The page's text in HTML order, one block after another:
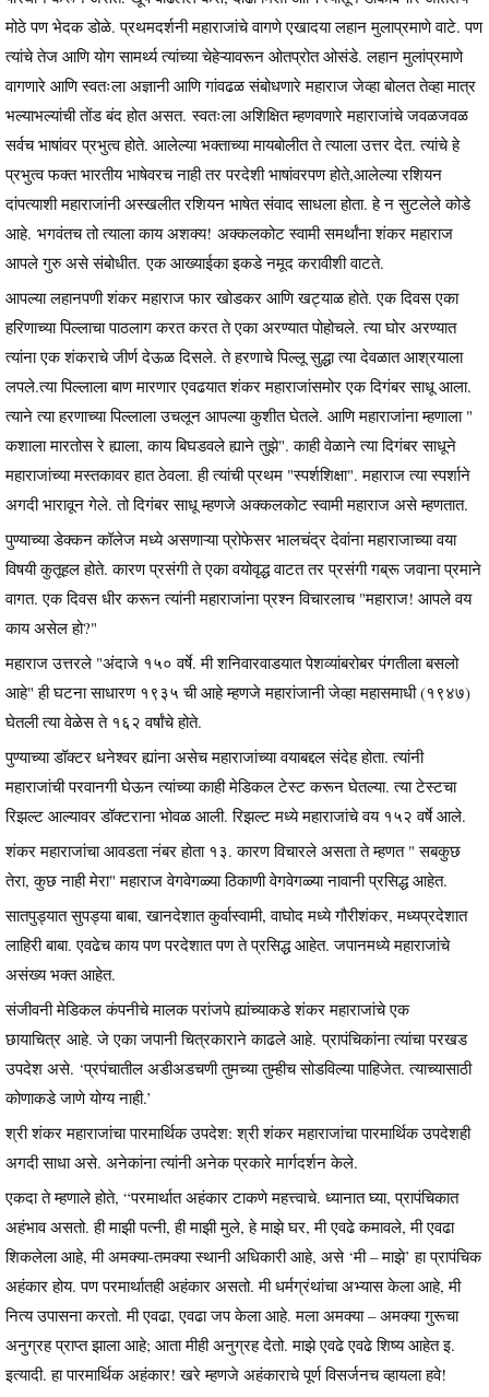
मोठे पण भेदक डोळे. प्रथमदर्शनी महाराजांचे वागणे एखादया लहान मुलाप्रमाणे वाटे. पण
त्यांचे तेज आणि योग सामर्थ्य त्यांच्या चेहेऱ्यावरून ओतप्रोत ओसंडे. लहान मुलांप्रमाणे
वागणारे आणि स्वतःला अज्ञानी आणि गांवढळ संबोधणारे महाराज जेव्हा बोलत तेव्हा मात्र
भल्याभल्यांची तोंड बंद होत असत. स्वतःला अशिक्षित म्हणवणारे महाराजांचे जवळजवळ
सर्वच भाषांवर प्रभुत्व होते. आलेल्या भक्ताच्या मायबोलीत ते त्याला उत्तर देत. त्यांचे हे
प्रभुत्व फक्त भारतीय भाषेवरच नाही तर परदेशी भाषांवरपण होते,आलेल्या रशियन
दांपत्याशी महाराजांनी अस्खलीत रशियन भाषेत संवाद साधला होता. हे न सुटलेले कोडे
आहे. भगवंतच तो त्याला काय अशक्य! अक्कलकोट स्वामी समर्थांना शंकर महाराज
आपले गुरु असे संबोधीत. एक आख्याईका इकडे नमूद करावीशी वाटते.
आपल्या लहानपणी शंकर महाराज फार खोडकर आणि खट्याळ होते. एक दिवस एका
हरिणाच्या पिल्लाचा पाठलाग करत करत ते एका अरण्यात पोहोचले. त्या घोर अरण्यात
त्यांना एक शंकराचे जीर्ण देऊळ दिसले. ते हरणाचे पिल्लू सुद्धा त्या देवळात आश्रयाला
लपले.त्या पिल्लाला बाण मारणार एवढयात शंकर महाराजांसमोर एक दिगंबर साधू आला.
त्याने त्या हरणाच्या पिल्लाला उचलून आपल्या कुशीत घेतले. आणि महाराजांना म्हणाला "
कशाला मारतोस रे ह्याला, काय बिघडवले ह्याने तुझे". काही वेळाने त्या दिगंबर साधूने
महाराजांच्या मस्तकावर हात ठेवला. ही त्यांची प्रथम "स्पर्शशिक्षा". महाराज त्या स्पर्शाने
अगदी भारावून गेले. तो दिगंबर साधू म्हणजे अक्कलकोट स्वामी महाराज असे म्हणतात.
पुण्याच्या डेक्कन कॉलेज मध्ये असणाऱ्या प्रोफेसर भालचंद्र देवांना महाराजाच्या वया
विषयी कुतूहल होते. कारण प्रसंगी ते एका वयोवृद्ध वाटत तर प्रसंगी गब्रू जवाना प्रमाने
वागत. एक दिवस धीर करून त्यांनी महाराजांना प्रश्न विचारलाच "महाराज! आपले वय
काय असेल हो?"
महाराज उत्तरले "अंदाजे १५० वर्षे. मी शनिवारवाडयात पेशव्यांबरोबर पंगतीला बसलो
आहे" ही घटना साधारण १९३५ ची आहे म्हणजे महारांजानी जेव्हा महासमाधी (१९४७)
घेतली त्या वेळेस ते १६२ वर्षांचे होते.
पुण्याच्या डॉक्टर धनेश्वर ह्यांना असेच महाराजांच्या वयाबद्दल संदेह होता. त्यांनी
महाराजांची परवानगी घेऊन त्यांच्या काही मेडिकल टेस्ट करून घेतल्या. त्या टेस्टचा
रिझल्ट आल्यावर डॉक्टराना भोवळ आली. रिझल्ट मध्ये महाराजांचे वय १५२ वर्षे आले.
शंकर महाराजांचा आवडता नंबर होता १३. कारण विचारले असता ते म्हणत " सबकुछ
तेरा, कुछ नाही मेरा" महाराज वेगवेगळ्या ठिकाणी वेगवेगळ्या नावानी प्रसिद्ध आहेत.
सातपुड्यात सुपड्या बाबा, खानदेशात कुर्वास्वामी, वाघोद मध्ये गौरीशंकर, मध्यप्रदेशात
लाहिरी बाबा. एवढेच काय पण परदेशात पण ते प्रसिद्ध आहेत. जपानमध्ये महाराजांचे
असंख्य भक्त आहेत.
संजीवनी मेडिकल कंपनीचे मालक परांजपे ह्यांच्याकडे शंकर महाराजांचे एक
छायाचित्र आहे. जे एका जपानी चित्रकाराने काढले आहे. प्रापंचिकांना त्यांचा परखड
उपदेश असे. ‘प्रपंचातील अडीअडचणी तुमच्या तुम्हीच सोडविल्या पाहिजेत. त्याच्यासाठी
कोणाकडे जाणे योग्य नाही.’
श्री शंकर महाराजांचा पारमार्थिक उपदेश: श्री शंकर महाराजांचा पारमार्थिक उपदेशही
अगदी साधा असे. अनेकांना त्यांनी अनेक प्रकारे मार्गदर्शन केले.
एकदा ते म्हणाले होते, “परमार्थात अहंकार टाकणे महत्त्वाचे. ध्यानात घ्या, प्रापंचिकात
अहंभाव असतो. ही माझी पत्नी, ही माझी मुले, हे माझे घर, मी एवढे कमावले, मी एवढा
शिकलेला आहे, मी अमक्या-तमक्या स्थानी अधिकारी आहे, असे ‘मी – माझे’ हा प्रापंचिक
अहंकार होय. पण परमार्थातही अहंकार असतो. मी धर्मग्रंथांचा अभ्यास केला आहे, मी
नित्य उपासना करतो. मी एवढा, एवढा जप केला आहे. मला अमक्या – अमक्या गुरूचा
अनुग्रह प्राप्त झाला आहे; आता मीही अनुग्रह देतो. माझे एवढे एवढे शिष्य आहेत इ.
इत्यादी. हा पारमार्थिक अहंकार! खरे म्हणजे अहंकाराचे पूर्ण विसर्जनच व्हायला हवे!